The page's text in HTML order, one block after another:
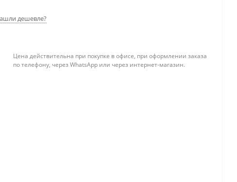
дешевле?
Цена действительна при покупке в офисе, при оформлении заказа
по телефону, через WhatsApp или через интернет-магазин.